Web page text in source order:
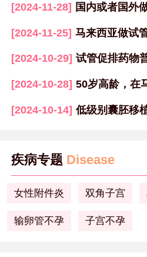
[2024-11-28] 国内或者国外做
[2024-11-25] 马来西亚做试管婴儿前的准
[2024-10-29] 试管促排药物普丽康
[2024-10-28] 50岁高龄，在马来西亚
[2024-10-14] 低级别囊胚移植为何会
疾病专题 Disease
女性附件炎 双角子宫
输卵管不孕 子宫不孕